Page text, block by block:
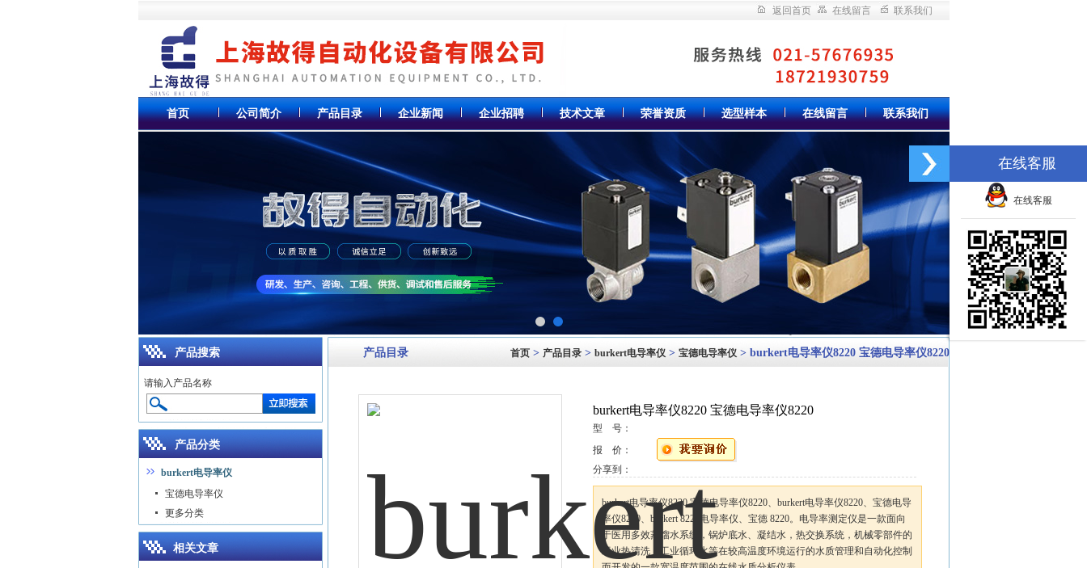
返回首页 在线留言 联系我们
首页 公司简介 产品目录 企业新闻 企业招聘 技术文章 荣誉资质 选型样本 在线留言 联系我们
产品目录 首页> 产品目录> burkert电导率仪> 宝德电导率仪> burkert电导率仪8220 宝德电导率仪8220
burkert电导率仪8220 宝德电导率仪8220
型 号：
报 价：
分享到：
burkert电导率仪8220 宝德电导率仪8220、burkert电导率仪8220、宝德电导
率仪8220、burkert 8220电导率仪、宝德 8220。电导率测定仪是一款面向
于医用多效蒸馏水系统，锅炉底水、凝结水，热交换系统，机械零部件的
工业热清洗，工业循环水等在较高温度环境运行的水质管理和自动化控制
产品搜索
请输入产品名称
产品分类
burkert电导率仪
宝德电导率仪
更多分类
相关文章
在线客服
在线客服